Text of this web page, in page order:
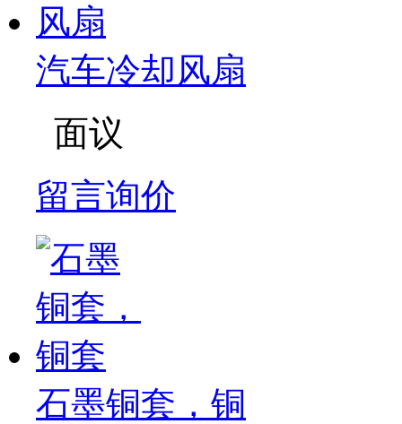
汽车冷却风扇
面议
留言询价
石墨铜套，铜